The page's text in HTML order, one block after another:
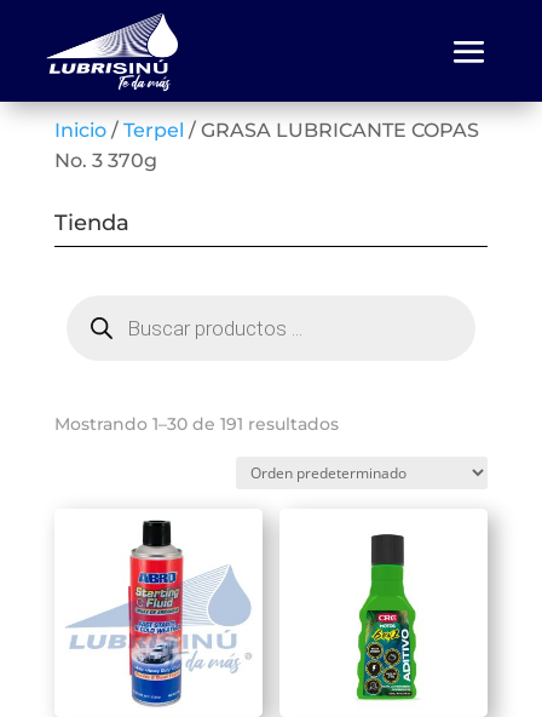
Inicio/ Terpel / GRASA LUBRICANTE COPAS
No. 3 370g
Tienda
productos
Mostrando 1–30 de 191 resultados